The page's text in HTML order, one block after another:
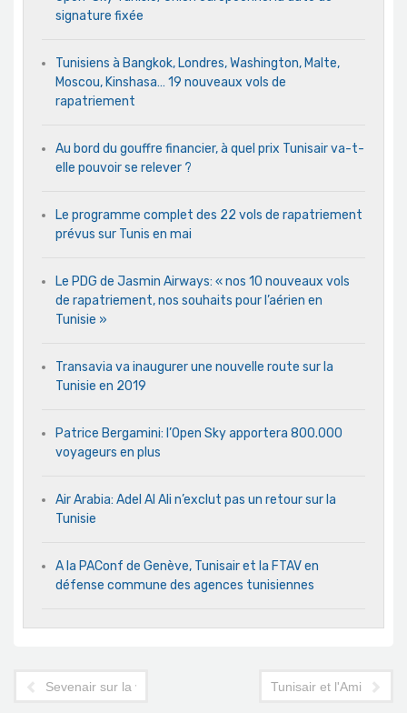
signature fixée
Tunisiens à Bangkok, Londres, Washington, Malte,
Moscou, Kinshasa… 19 nouveaux vols de
rapatriement
Au bord du gouffre financier, à quel prix Tunisair va-t-
elle pouvoir se relever ?
Le programme complet des 22 vols de rapatriement
prévus sur Tunis en mai
Le PDG de Jasmin Airways: « nos 10 nouveaux vols
de rapatriement, nos souhaits pour l’aérien en
Tunisie »
Transavia va inaugurer une nouvelle route sur la
Tunisie en 2019
Patrice Bergamini: l’Open Sky apportera 800.000
voyageurs en plus
Air Arabia: Adel Al Ali n’exclut pas un retour sur la
Tunisie
A la PAConf de Genève, Tunisair et la FTAV en
défense commune des agences tunisiennes
Sevenair sur la voie de la certification ISO 9001 : 2008
Tunisair et l'Amicale